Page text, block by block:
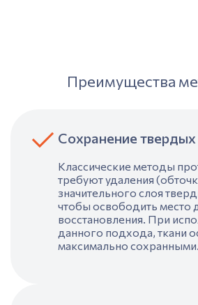
Преимущества
Сохранение твердых
Классические методы
требуют удаления
значительного слоя
чтобы освободить место
восстановления. При
данного подхода, ткани
максимально сохранными.